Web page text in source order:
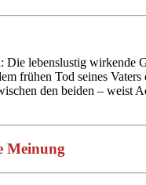
lebenslustig
frühen Tod seines
den beiden –
Meinung